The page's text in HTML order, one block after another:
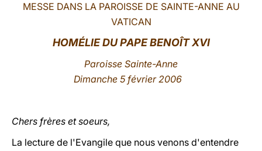
LATINE
MESSE DANS LA PAROISSE DE SAINTE-ANNE AU
VATICAN
HOMÉLIE DU PAPE BENOÎT XVI
Paroisse Sainte-Anne
Dimanche 5 février 2006
Chers frères et soeurs,
La lecture de l'Evangile que nous venons d'entendre